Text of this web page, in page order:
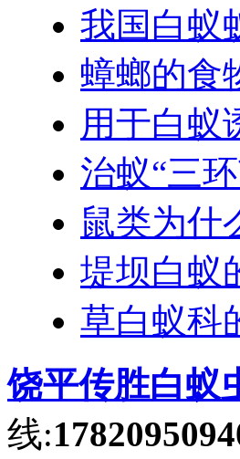
我国白蚁
蟑螂的食
用于白蚁
治蚁“三
鼠类为什
堤坝白蚁
草白蚁科
饶平传胜白蚁
线: